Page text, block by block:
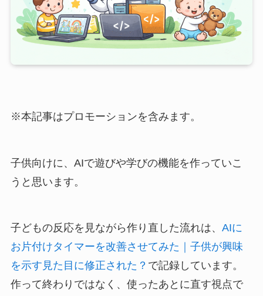
※本記事はプロモーションを含みます。
子供向けに、AIで遊びや学びの機能を作っていこ
うと思います。
子どもの反応を見ながら作り直した流れは、 AIに
お片付けタイマーを改善させてみた｜子供が興味
を示す見た目に修正された？ で記録しています。
作って終わりではなく、使ったあとに直す視点で